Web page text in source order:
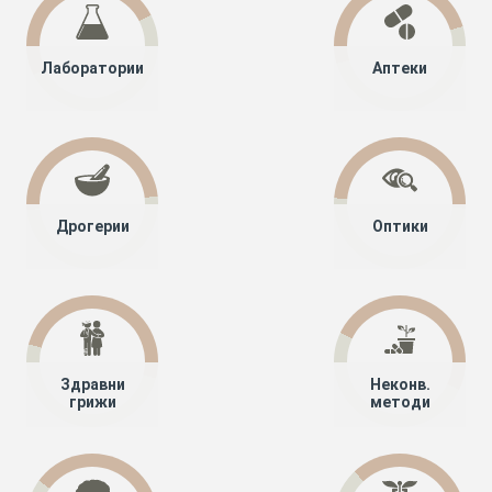
Лаборатории Аптеки
Дрогерии Оптики
Здравни
грижи
Неконв.
методи